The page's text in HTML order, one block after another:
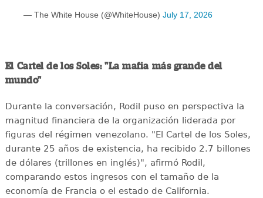
— The White House (@WhiteHouse) July 17, 2026
El Cartel de los Soles: "La mafia más grande del
mundo"
Durante la conversación, Rodil puso en perspectiva la
magnitud financiera de la organización liderada por
figuras del régimen venezolano. "El Cartel de los Soles,
durante 25 años de existencia, ha recibido 2.7 billones
de dólares (trillones en inglés)", afirmó Rodil,
comparando estos ingresos con el tamaño de la
economía de Francia o el estado de California.